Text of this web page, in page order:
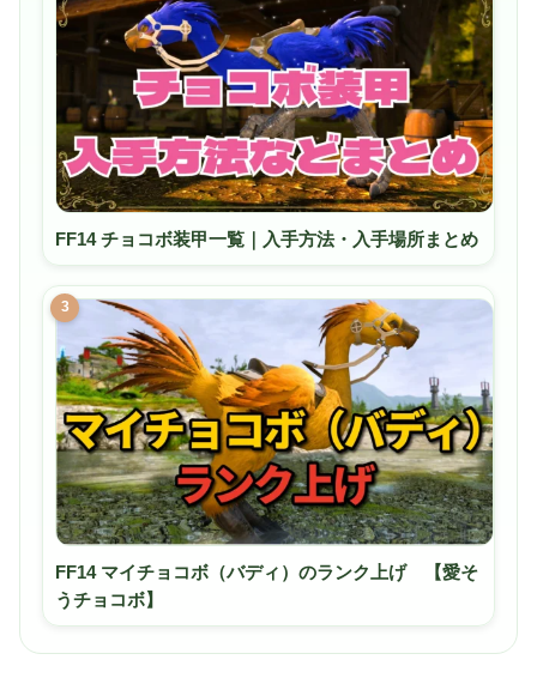
FF14 チョコボ装甲一覧｜入手方法・入手場所まとめ
3
FF14 マイチョコボ（バディ）のランク上げ 【愛そ
うチョコボ】